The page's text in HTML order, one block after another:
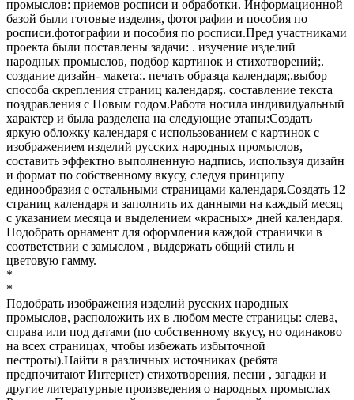
промыслов: приемов росписи и обработки. Информационной
базой были готовые изделия, фотографии и пособия по
росписи.фотографии и пособия по росписи.Пред участниками
проекта были поставлены задачи: . изучение изделий
народных промыслов, подбор картинок и стихотворений;.
создание дизайн- макета;. печать образца календаря;.выбор
способа скрепления страниц календаря;. составление текста
поздравления с Новым годом.Работа носила индивидуальный
характер и была разделена на следующие этапы:Создать
яркую обложку календаря с использованием с картинок с
изображением изделий русских народных промыслов,
составить эффектно выполненную надпись, используя дизайн
и формат по собственному вкусу, следуя принципу
единообразия с остальными страницами календаря.Создать 12
страниц календаря и заполнить их данными на каждый месяц
с указанием месяца и выделением «красных» дней календаря.
Подобрать орнамент для оформления каждой странички в
соответствии с замыслом , выдержать общий стиль и
цветовую гамму.
*
*
Подобрать изображения изделий русских народных
промыслов, расположить их в любом месте страницы: слева,
справа или под датами (по собственному вкусу, но одинаково
на всех страницах, чтобы избежать избыточной
пестроты).Найти в различных источниках (ребята
предпочитают Интернет) стихотворения, песни , загадки и
другие литературные произведения о народных промыслах